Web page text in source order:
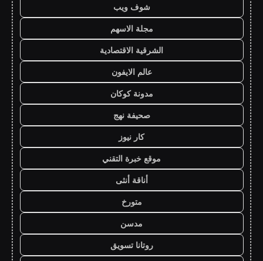
شوف ويب
مجلة الاسهم
الشرقية الاقتصادية
عالم الايفون
مدونة كوكان
صحيفة نهج
كار نيوز
موقع خبرة التقني
أناقة أنثى
متورخ
مدسن
روتانا تسويق